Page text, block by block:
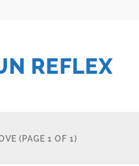
REFLEX
(PAGE 1 OF 1)